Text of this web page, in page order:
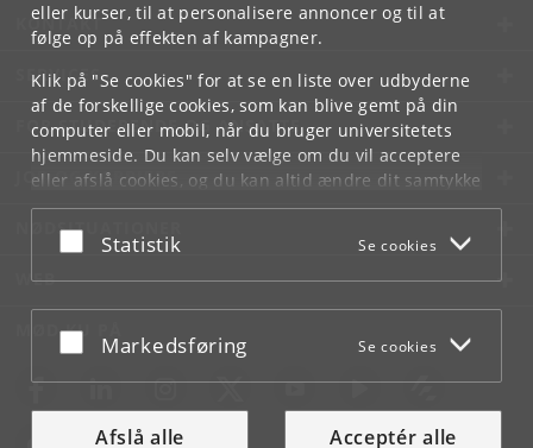
eller kurser, til at personalisere annoncer og til at
følge op på effekten af kampagner.
Klik på "Se cookies" for at se en liste over udbyderne
af de forskellige cookies, som kan blive gemt på din
computer eller mobil, når du bruger universitetets
hjemmeside. Du kan selv vælge om du vil acceptere
eller afslå cookies, og du kan altid ændre dit samtykke
underCookie- og privatlivspolitiksom du finder i
bunden af hver side.
Acceptér eller afslå
Statistik Se cookies
Acceptér eller afslå
Markedsføring Se cookies
Afslå alle Acceptér alle
KONTAKT
SERVICES
FOR STUDERENDE OG ANSATTE
JOB OG KARRIERE
NØDSITUATIONER
WEB
MØD KU PÅ